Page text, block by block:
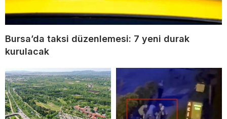
Bursa’da taksi düzenlemesi: 7 yeni durak
kurulacak